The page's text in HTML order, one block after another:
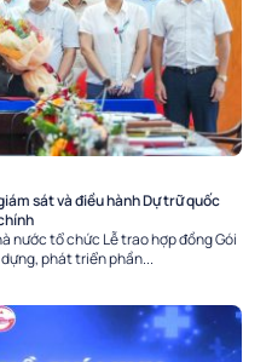
sát và điều hành Dự trữ quốc
nước tổ chức Lễ trao hợp đồng Gói
phát triển phần...